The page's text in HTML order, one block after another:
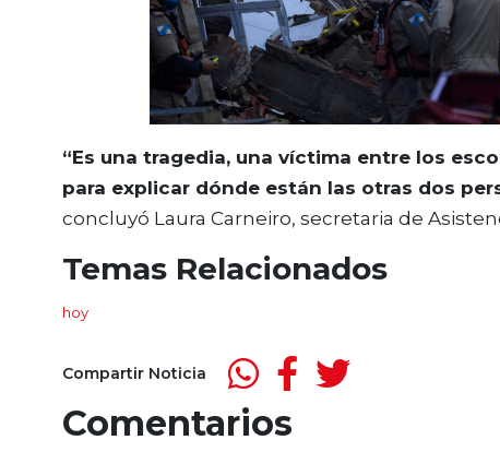
“Es una tragedia, una víctima entre los
para explicar dónde están las otras dos
concluyó Laura Carneiro, secretaria de
Temas Relacionados
hoy
Compartir Noticia
Comentarios